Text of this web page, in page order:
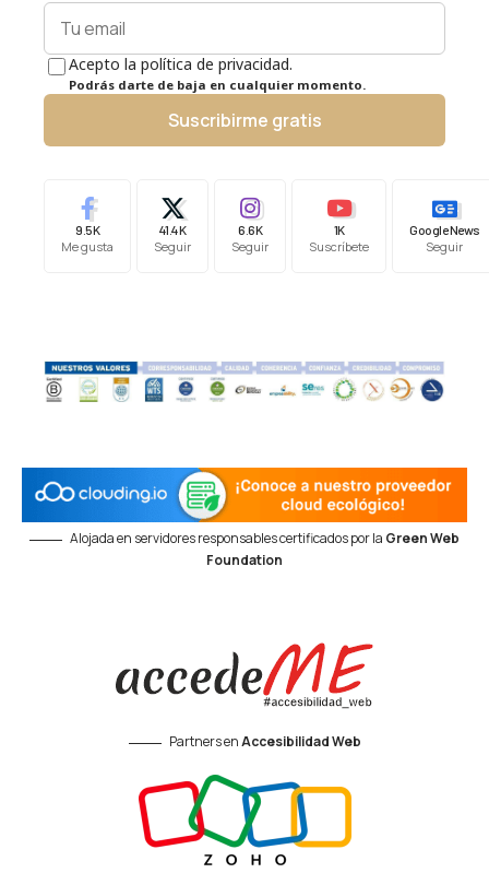
Acepto la política de privacidad.
Podrás darte de baja en cualquier momento.
Suscribirme gratis
9.5K
Me gusta
41.4K
Seguir
6.6K
Seguir
1K
Suscríbete
Google News
Seguir
Alojada en servidores responsables certificados por la Green Web
Foundation
Partners enAccesibilidad Web